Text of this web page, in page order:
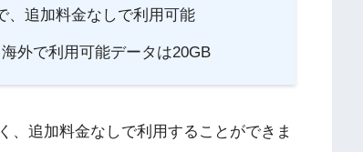
、追加料金なしで利用可能
外で利用可能データは20GB
、追加料金なしで利用することができま